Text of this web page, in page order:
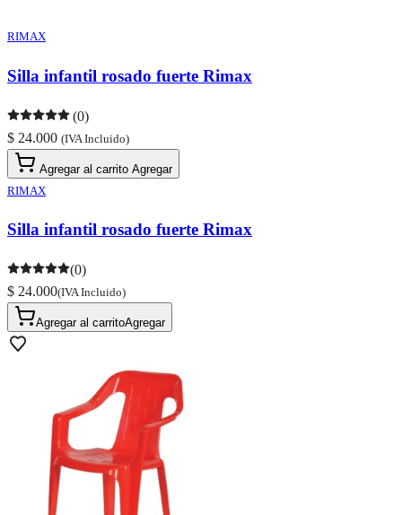
RIMAX
Silla infantil rosado fuerte Rimax
(0)
$ 24.000 (IVA Incluido)
Agregar al carrito Agregar
RIMAX
Silla infantil rosado fuerte Rimax
(0)
$ 24.000(IVA Incluido)
Agregar al carritoAgregar